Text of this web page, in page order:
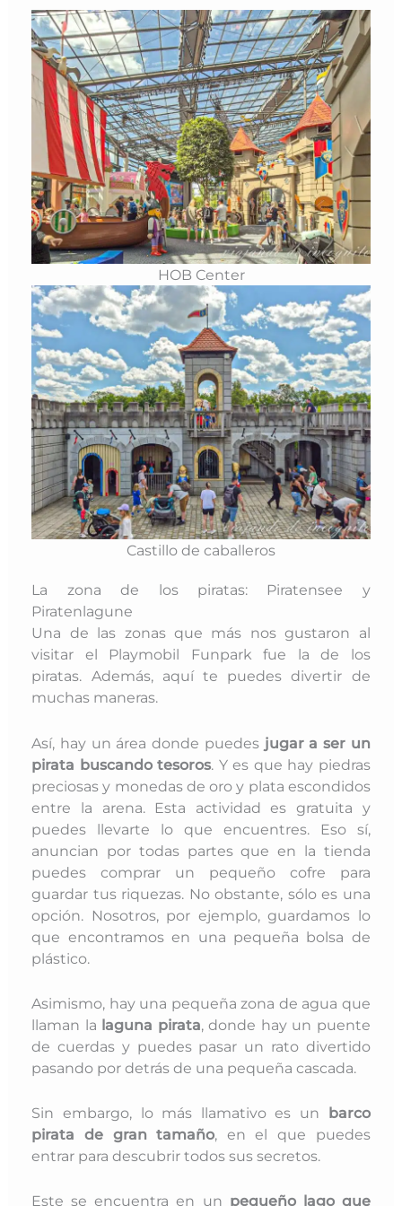
HOB Center
Castillo de caballeros
La zona de los piratas: Piratensee y
Piratenlagune
Una de las zonas que más nos gustaron al
visitar el Playmobil Funpark fue la de los
piratas. Además, aquí te puedes divertir de
muchas maneras.
Así, hay un área donde puedes jugar a ser un
pirata buscando tesoros. Y es que hay piedras
preciosas y monedas de oro y plata escondidos
entre la arena. Esta actividad es gratuita y
puedes llevarte lo que encuentres. Eso sí,
anuncian por todas partes que en la tienda
puedes comprar un pequeño cofre para
guardar tus riquezas. No obstante, sólo es una
opción. Nosotros, por ejemplo, guardamos lo
que encontramos en una pequeña bolsa de
plástico.
Asimismo, hay una pequeña zona de agua que
llaman la laguna pirata, donde hay un puente
de cuerdas y puedes pasar un rato divertido
pasando por detrás de una pequeña cascada.
Sin embargo, lo más llamativo es un barco
pirata de gran tamaño, en el que puedes
entrar para descubrir todos sus secretos.
Este se encuentra en un pequeño lago que